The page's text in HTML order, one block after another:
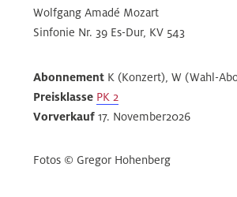
Wolfgang Amadé Mozart
Sinfonie Nr. 39 Es-Dur, KV 543
Abonnement K (Konzert), W (Wahl-
Preisklasse PK 2
Vorverkauf17. November2026
Fotos © Gregor Hohenberg